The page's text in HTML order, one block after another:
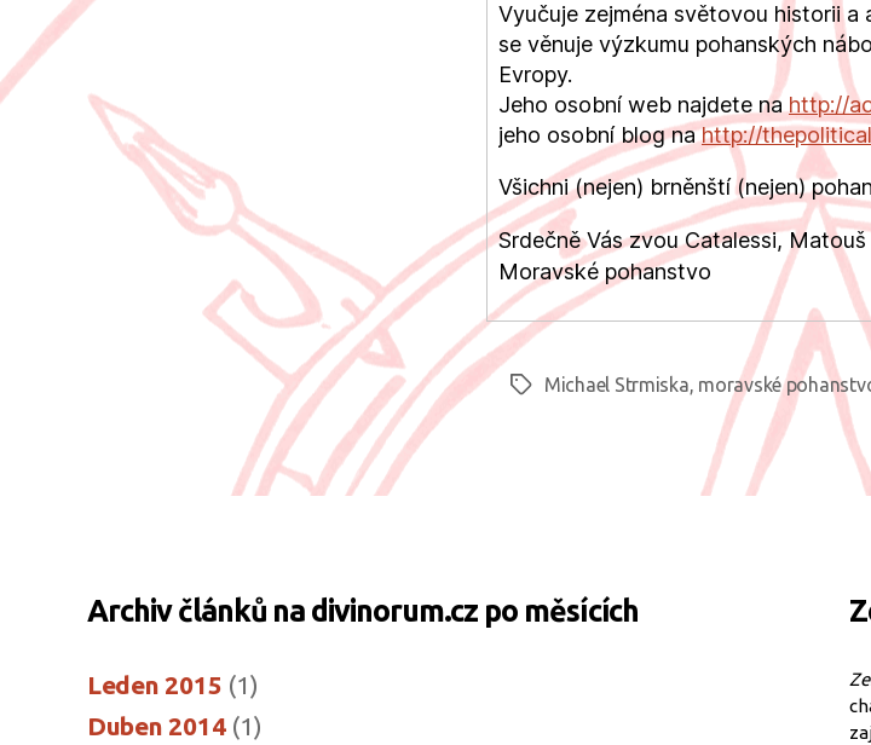
Vyučuje zejména světovou historii a
se věnuje výzkumu pohanských
Evropy.
Jeho osobní web najdete nahttp://
jeho osobní blog nahttp://
Všichni (nejen) brněnští (nejen)
Srdečně Vás zvou Catalessi,
Moravské pohanstvo
ŠtítkyMichael Strmiska, moravské
Archiv článků na divinorum.cz po měsících
Leden 2015 (1)
Duben 2014(1)